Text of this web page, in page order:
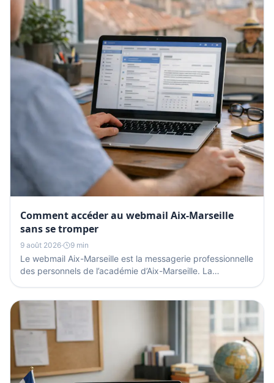
Comment accéder au webmail Aix-Marseille
sans se tromper
9 août 2026· 9 min
Le webmail Aix-Marseille est la messagerie professionnelle
des personnels de l’académie d’Aix-Marseille. La